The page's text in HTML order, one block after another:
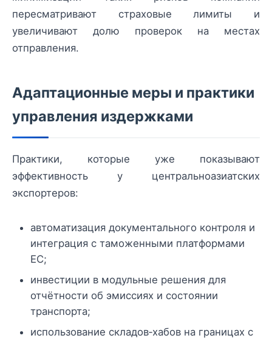
пересматривают страховые лимиты и
увеличивают долю проверок на местах
отправления.
Адаптационные меры и практики
управления издержками
Практики, которые уже показывают
эффективность у центральноазиатских
экспортеров:
автоматизация документального контроля и
интеграция с таможенными платформами
ЕС;
инвестиции в модульные решения для
отчётности об эмиссиях и состоянии
транспорта;
использование складов‑хабов на границах с